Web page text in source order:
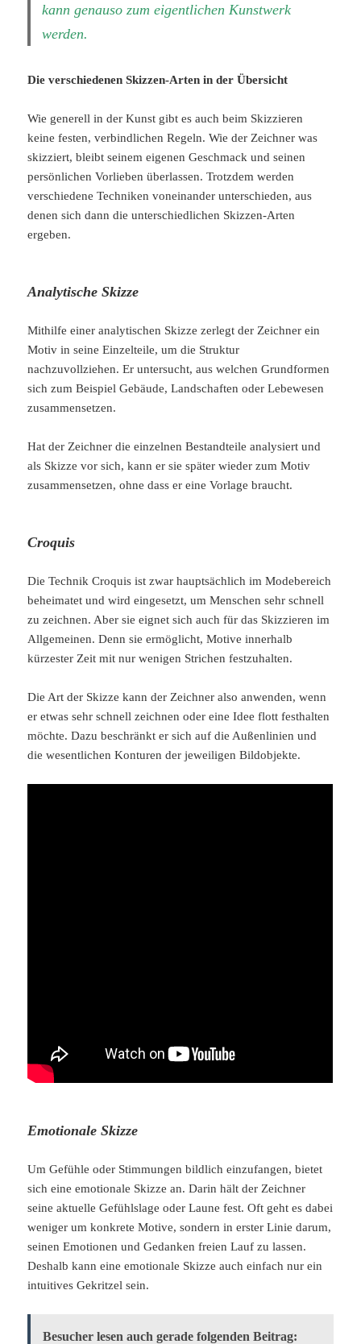
kann genauso zum eigentlichen Kunstwerk
werden.
Die verschiedenen Skizzen-Arten in der Übersicht
Wie generell in der Kunst gibt es auch beim Skizzieren
keine festen, verbindlichen Regeln. Wie der Zeichner was
skizziert, bleibt seinem eigenen Geschmack und seinen
persönlichen Vorlieben überlassen. Trotzdem werden
verschiedene Techniken voneinander unterschieden, aus
denen sich dann die unterschiedlichen Skizzen-Arten
ergeben.
Analytische Skizze
Mithilfe einer analytischen Skizze zerlegt der Zeichner ein
Motiv in seine Einzelteile, um die Struktur
nachzuvollziehen. Er untersucht, aus welchen Grundformen
sich zum Beispiel Gebäude, Landschaften oder Lebewesen
zusammensetzen.
Hat der Zeichner die einzelnen Bestandteile analysiert und
als Skizze vor sich, kann er sie später wieder zum Motiv
zusammensetzen, ohne dass er eine Vorlage braucht.
Croquis
Die Technik Croquis ist zwar hauptsächlich im Modebereich
beheimatet und wird eingesetzt, um Menschen sehr schnell
zu zeichnen. Aber sie eignet sich auch für das Skizzieren im
Allgemeinen. Denn sie ermöglicht, Motive innerhalb
kürzester Zeit mit nur wenigen Strichen festzuhalten.
Die Art der Skizze kann der Zeichner also anwenden, wenn
er etwas sehr schnell zeichnen oder eine Idee flott festhalten
möchte. Dazu beschränkt er sich auf die Außenlinien und
die wesentlichen Konturen der jeweiligen Bildobjekte.
Emotionale Skizze
Um Gefühle oder Stimmungen bildlich einzufangen, bietet
sich eine emotionale Skizze an. Darin hält der Zeichner
seine aktuelle Gefühlslage oder Laune fest. Oft geht es dabei
weniger um konkrete Motive, sondern in erster Linie darum,
seinen Emotionen und Gedanken freien Lauf zu lassen.
Deshalb kann eine emotionale Skizze auch einfach nur ein
intuitives Gekritzel sein.
Besucher lesen auch gerade folgenden Beitrag: